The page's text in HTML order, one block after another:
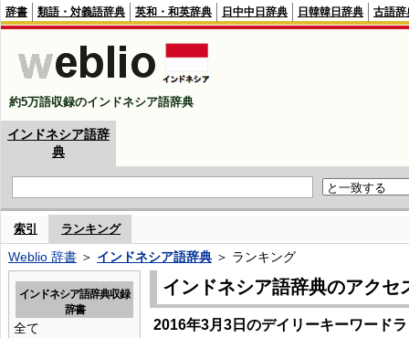
辞書 類語・対義語辞典 英和・和英辞典 日中中日辞典 日韓韓日辞典 古語辞
約5万語収録のインドネシア語辞典
インドネシア語辞
典
索引 ランキング
Weblio 辞書 ＞ インドネシア語辞典 ＞ ランキング
インドネシア語辞典のアクセ
2016年3月3日のデイリーキーワード
インドネシア語辞典収録
辞書
全て